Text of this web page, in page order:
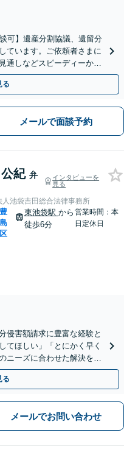
可】遺産分割協議、遺留分
ています。ご依頼者さまに
通しなどスピーディーかつ
間面談可】
る
メールで面談予約
紀 弁
インタビューを
見る
人池袋吉田総合法律事務所
豊
島
区
東池袋駅 から
徒歩6分
営業時間：本
日定休日
侵害額請求に豊富な経験と
てほしい」「とにかく早く
ニーズに合わせた解決を目
る
メールでお問い合わせ